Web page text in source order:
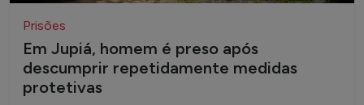
Prisões
Em Jupiá, homem é preso após
descumprir repetidamente medidas
protetivas